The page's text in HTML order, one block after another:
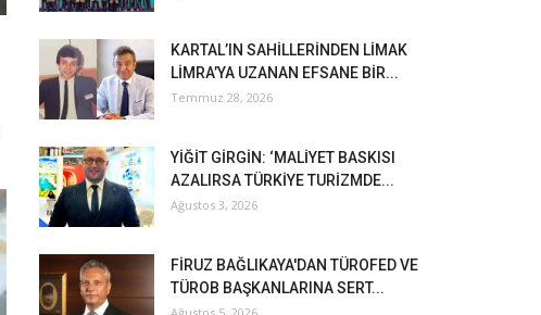
KARTAL’IN SAHİLLERİNDEN LİMAK
LİMRA’YA UZANAN EFSANE BİR...
Temmuz 28, 2026
YİĞİT GİRGİN: ‘MALİYET BASKISI
AZALIRSA TÜRKİYE TURİZMDE...
Ağustos 3, 2026
FİRUZ BAĞLIKAYA'DAN TÜROFED VE
TÜROB BAŞKANLARINA SERT...